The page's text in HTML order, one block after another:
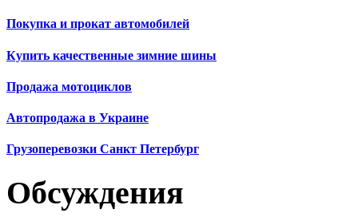
Покупка и прокат автомобилей
Купить качественные зимние шины
Продажа мотоциклов
Автопродажа в Украине
Грузоперевозки Санкт Петербург
Обсуждения